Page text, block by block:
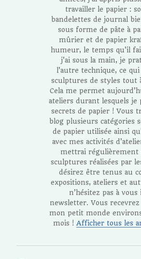
travailler le papier :
bandelettes de journal
sous forme de pâte à
mûrier et de papier
humeur, le temps qu’il
j’ai sous la main, je
l’autre technique, ce
sculptures de styles tout
Cela me permet
ateliers durant lesquels je
secrets de papier ! Vous
blog plusieurs catégories
de papier utilisée ainsi
avec mes activités
mettrai régulièrement
sculptures réalisées par
désirez être tenus au
expositions, ateliers et
n’hésitez pas à
newsletter. Vous
mon petit monde
mois !Afficher tous les